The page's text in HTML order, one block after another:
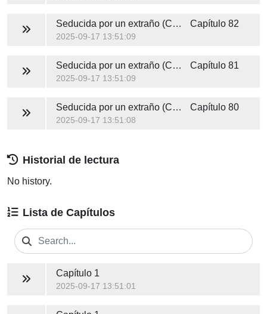
Seducida por un extraño (COMPLETA) Capítulo 82
2025-09-17 13:51:09
Seducida por un extraño (COMPLETA) Capítulo 81
2025-09-17 13:51:09
Seducida por un extraño (COMPLETA) Capítulo 80
2025-09-17 13:51:08
Historial de lectura
No history.
Lista de Capítulos
Capítulo 1
2025-09-17 13:51:01